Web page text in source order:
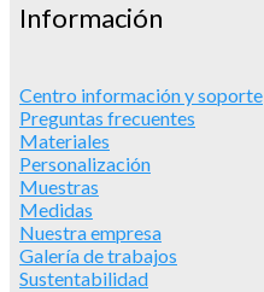
Información
Centro información y soporte
Preguntas frecuentes
Materiales
Personalización
Muestras
Medidas
Nuestra empresa
Galería de trabajos
Sustentabilidad